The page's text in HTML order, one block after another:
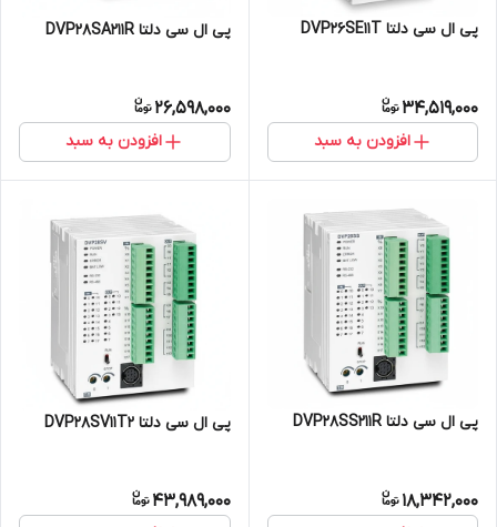
پی ال سی دلتا DVP26SE11T
34,519,000
افزودن به سبد
پی ال سی دلتا DVP28SA211R
26,598,000
افزودن به سبد
پی ال سی دلتا DVP28SS211R
18,342,000
پی ال سی دلتا DVP28SV11T2
43,989,000